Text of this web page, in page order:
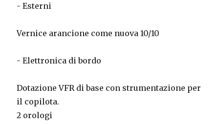
- Esterni
Vernice arancione come nuova 10/10
- Elettronica di bordo
Dotazione VFR di base con strumentazione per
il copilota.
2 orologi